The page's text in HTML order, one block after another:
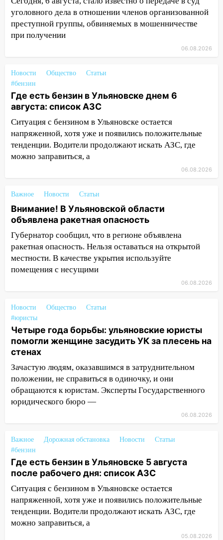
11:49 Снят режим «Ракетная
опасность» на территории Ульяновской
области
2027 года импорт, выпуск и обращение
бензина Евро 2, Евро 3, Евро 4
11:12 Соцсети: на Рябикова автомобиль
врезался в забор
10:27 Где есть бензин в Ульяновске
днем 6 августа: список АЗС
10:16
Внимание! В Ульяновской области
51-летний мужчина
09:50 В Ульяновске черный коршун
застрял в тепловозе
09:44 Ульяновские спасатели помогли
юному велосипедисту на улице
Чернышевского
В Заволжском районе украли два
07:18
тридцатиградусная жара: какая будет
погода в четверг
06:00
юристы помогли женщине засудить УК
за плесень на стенах
05:00 Кому 6 августа звезды сулят
прибыль, а кому — испытания на
22:58
ДТП с мотоциклистом
20:22 Мошенники обманули 92-летнюю
жительницу Ульяновской области
19:14 Житель Ульяновской области
подвез троих незнакомцев на трассе и
заработал уголовное дело
уголовного дела в отношении членов организованной
преступной группы, обвиняемых в мошенничестве
при получении
06.08.2026
Новости Общество
Статьи
#бензин
Где есть бензин в Ульяновске днем 6
августа: список АЗС
Ситуация с бензином в Ульяновске остается
напряженной, хотя уже и появились положительные
тенденции. Водители продолжают искать АЗС, где
можно заправиться, а
06.08.2026
Важное Новости Статьи
Внимание! В Ульяновской области
объявлена ракетная опасность
Губернатор сообщил, что в регионе объявлена
ракетная опасность. Нельзя оставаться на открытой
местности. В качестве укрытия используйте
помещения с несущими
06.08.2026
Новости Общество
Статьи
#юристы
Четыре года борьбы: ульяновские юристы
помогли женщине засудить УК за плесень на
стенах
Зачастую людям, оказавшимся в затруднительном
положении, не справиться в одиночку, и они
обращаются к юристам. Эксперты Государственного
юридического бюро —
06.08.2026
Важное Дорожная обстановка Новости
Статьи
#бензин
Где есть бензин в Ульяновске 5 августа
после рабочего дня: список АЗС
Ситуация с бензином в Ульяновске остается
напряженной, хотя уже и появились положительные
тенденции. Водители продолжают искать АЗС, где
можно заправиться, а
05.08.2026